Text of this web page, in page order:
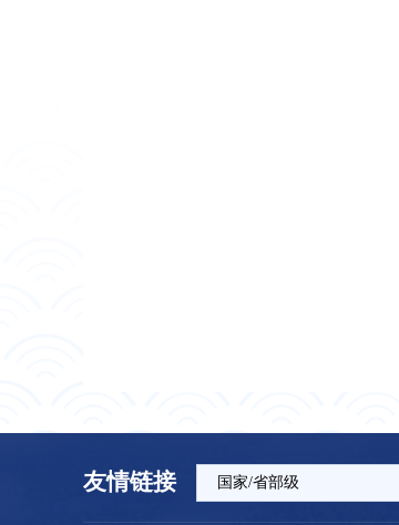
友情链接